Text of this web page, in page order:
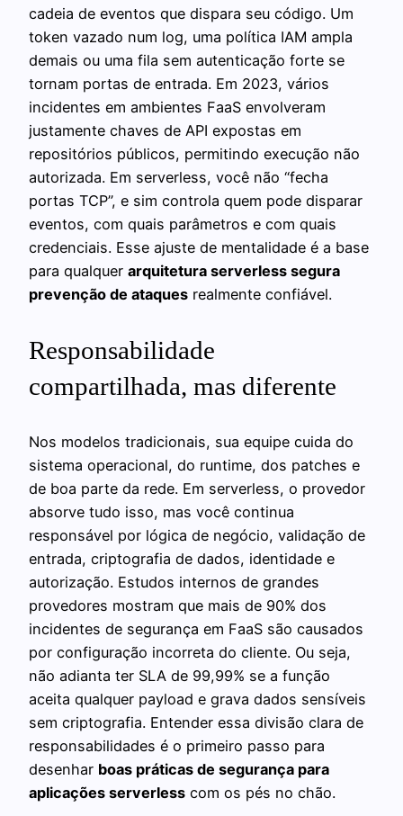
cadeia de eventos que dispara seu código. Um
token vazado num log, uma política IAM ampla
demais ou uma fila sem autenticação forte se
tornam portas de entrada. Em 2023, vários
incidentes em ambientes FaaS envolveram
justamente chaves de API expostas em
repositórios públicos, permitindo execução não
autorizada. Em serverless, você não “fecha
portas TCP”, e sim controla quem pode disparar
eventos, com quais parâmetros e com quais
credenciais. Esse ajuste de mentalidade é a base
para qualquer arquitetura serverless segura
prevenção de ataques realmente confiável.
Responsabilidade
compartilhada, mas diferente
Nos modelos tradicionais, sua equipe cuida do
sistema operacional, do runtime, dos patches e
de boa parte da rede. Em serverless, o provedor
absorve tudo isso, mas você continua
responsável por lógica de negócio, validação de
entrada, criptografia de dados, identidade e
autorização. Estudos internos de grandes
provedores mostram que mais de 90% dos
incidentes de segurança em FaaS são causados
por configuração incorreta do cliente. Ou seja,
não adianta ter SLA de 99,99% se a função
aceita qualquer payload e grava dados sensíveis
sem criptografia. Entender essa divisão clara de
responsabilidades é o primeiro passo para
desenhar boas práticas de segurança para
aplicações serverless com os pés no chão.